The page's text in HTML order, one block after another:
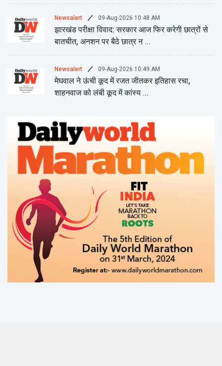
Newsalert 09-Aug-2026 10:48 AM
झारखंड परीक्षा विवाद: सरकार आज फिर करेगी छात्रों से
बातचीत, अनशन पर बैठे छात्र न ...
Newsalert 09-Aug-2026 10:49 AM
मेघवाल ने ऊंची कूद में रजत जीतकर इतिहास रचा,
शाहनवाज को लंबी कूद में कांस्य ...